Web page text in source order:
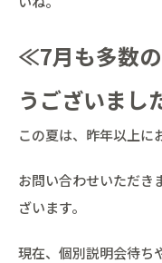
≪7月も多数
うございま
この夏は、昨年以上に
お問い合わせいただき
ざいます。
現在、個別説明会待ち